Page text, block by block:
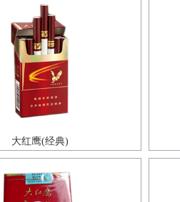
大红鹰(经典)